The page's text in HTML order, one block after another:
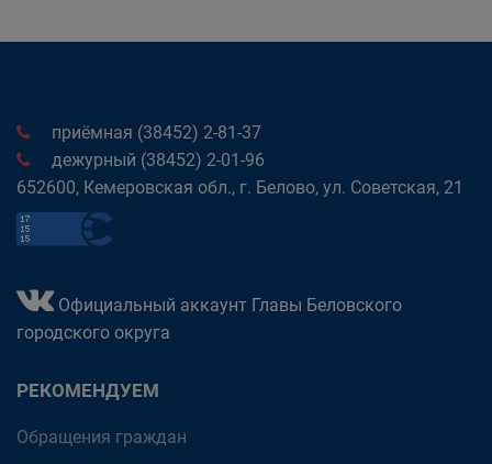
приёмная (38452) 2-81-37
дежурный (38452) 2-01-96
652600, Кемеровская обл., г. Белово, ул. Советская, 21
Официальный аккаунт Главы Беловского
городского округа
РЕКОМЕНДУЕМ
Обращения граждан